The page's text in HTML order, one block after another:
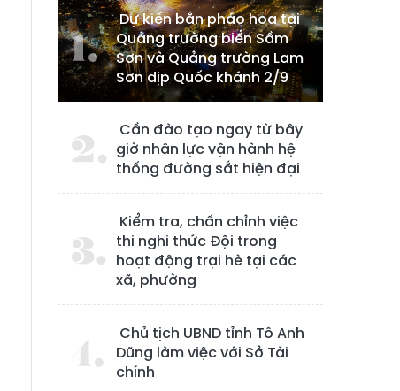
Dự kiến bắn pháo hoa tại
Quảng trường biển Sầm
Sơn và Quảng trường Lam
Sơn dịp Quốc khánh 2/9
Cần đào tạo ngay từ bây
giờ nhân lực vận hành hệ
thống đường sắt hiện đại
Kiểm tra, chấn chỉnh việc
thi nghi thức Đội trong
hoạt động trại hè tại các
xã, phường
Chủ tịch UBND tỉnh Tô Anh
Dũng làm việc với Sở Tài
chính